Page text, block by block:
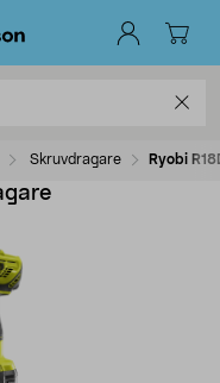
Skruvdragare Ryobi